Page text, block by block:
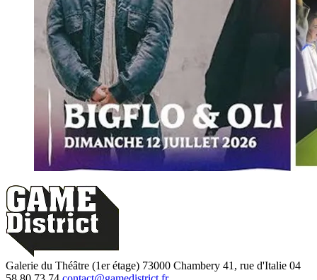
Galerie du Théâtre (1er étage) 73000 Chambery 41, rue d'Italie 04